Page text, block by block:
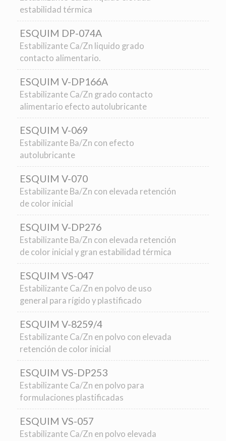
estabilidad térmica
ESQUIM DP-074A
Estabilizante Ca/Zn liquido grado
contacto alimentario.
ESQUIM V-DP166A
Estabilizante Ca/Zn grado contacto
alimentario efecto autolubricante
ESQUIM V-069
Estabilizante Ba/Zn con efecto
autolubricante
ESQUIM V-070
Estabilizante Ba/Zn con elevada retención
de color inicial
ESQUIM V-DP276
Estabilizante Ba/Zn con elevada retención
de color inicial y gran estabilidad térmica
ESQUIM VS-047
Estabilizante Ca/Zn en polvo de uso
general para rígido y plastificado
ESQUIM V-8259/4
Estabilizante Ca/Zn en polvo con elevada
retención de color inicial
ESQUIM VS-DP253
Estabilizante Ca/Zn en polvo para
formulaciones plastificadas
ESQUIM VS-057
Estabilizante Ca/Zn en polvo elevada